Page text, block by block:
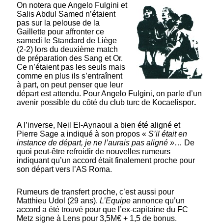
On notera que Angelo Fulgini et
Salis Abdul Samed n’étaient
pas sur la pelouse de la
Gaillette pour affronter ce
samedi le Standard de Liège
(2-2) lors du deuxième match
de préparation des Sang et Or.
Ce n’étaient pas les seuls mais
comme en plus ils s’entraînent
à part, on peut penser que leur
départ est attendu. Pour Angelo Fulgini, on parle d’un
avenir possible du côté du club turc de Kocaelispor.
A l’inverse, Neil El-Aynaoui a bien été aligné et
Pierre Sage a indiqué à son propos «S’il était en
instance de départ, je ne l’aurais pas aligné »… De
quoi peut-être refroidir de nouvelles rumeurs
indiquant qu’un accord était finalement proche pour
son départ vers l’AS Roma.
Rumeurs de transfert proche, c’est aussi pour
Matthieu Udol (29 ans).L’Equipe annonce qu’un
accord a été trouvé pour que l’ex-capitaine du FC
Metz signe à Lens pour 3,5M€ + 1,5 de bonus.